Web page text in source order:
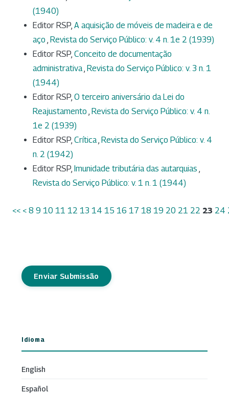
(1940)
Editor RSP, A aquisição de móveis de madeira e de
aço , Revista do Serviço Público: v. 4 n. 1e 2 (1939)
Editor RSP, Conceito de documentação
administrativa, Revista do Serviço Público: v. 3 n. 1
(1944)
Editor RSP, O terceiro aniversário da Lei do
Reajustamento , Revista do Serviço Público: v. 4 n.
1e 2 (1939)
Editor RSP, Crítica, Revista do Serviço Público: v. 4
n. 2 (1942)
Editor RSP, Imunidade tributária das autarquias ,
Revista do Serviço Público: v. 1 n. 1 (1944)
<< < 8 9 10 11 12 13 14 15 16 17 18 19 20 21 22 23 24
Enviar Submissão
Idioma
English
Español